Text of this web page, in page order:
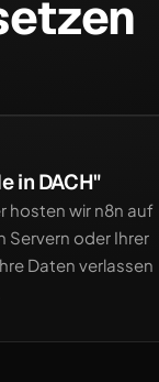
in DACH"
hosten wir n8n auf
Servern oder Ihrer
Daten verlassen